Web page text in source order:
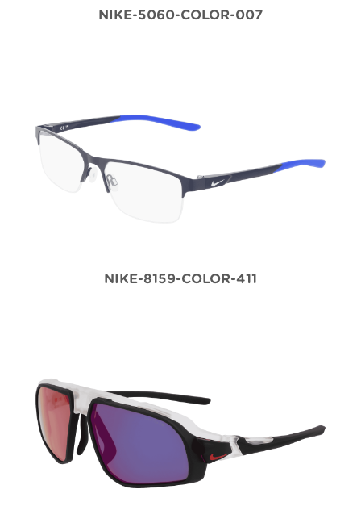
NIKE-5060-COLOR-007
NIKE-8159-COLOR-411